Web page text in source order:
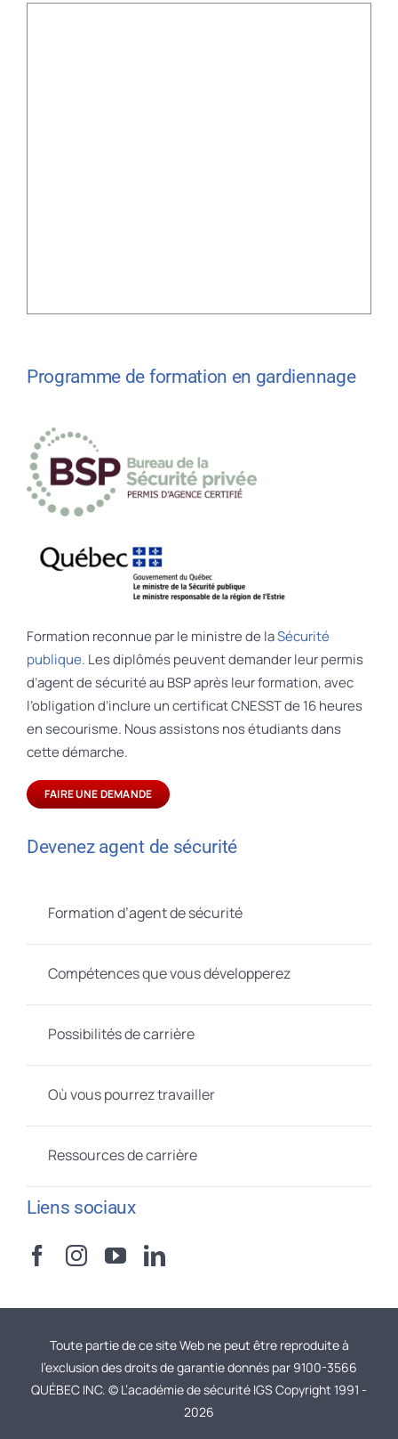
Programme de formation en gardiennage
Formation reconnue par le ministre de laSécurité
publique. Les diplômés peuvent demander leur permis
d’agent de sécurité au BSP après leur formation, avec
l’obligation d’inclure un certificat CNESST de 16 heures
en secourisme. Nous assistons nos étudiants dans
cette démarche.
FAIRE UNE DEMANDE
Devenez agent de sécurité
Formation d’agent de sécurité
Compétences que vous développerez
Possibilités de carrière
Où vous pourrez travailler
Ressources de carrière
Liens sociaux
Toute partie de ce site Web ne peut être reproduite à
l’exclusion des droits de garantie donnés par 9100-3566
QUÉBEC INC. © L’académie de sécurité IGS Copyright 1991 -
2026